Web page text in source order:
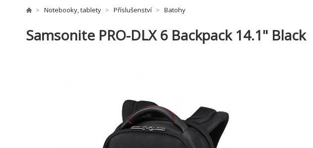
Notebooky, tablety Příslušenství Batohy
Samsonite PRO-DLX 6 Backpack 14.1" Black